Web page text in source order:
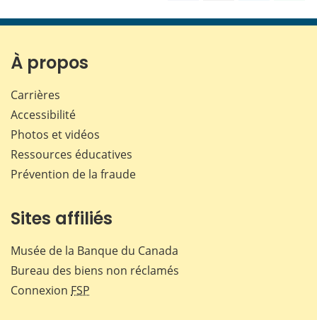
page page page page
À propos
Carrières
Accessibilité
Photos et vidéos
Ressources éducatives
Prévention de la fraude
Sites affiliés
Musée de la Banque du Canada
Bureau des biens non réclamés
Connexion FSP